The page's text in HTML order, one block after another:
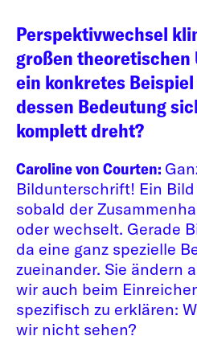
Perspektivwechsel
großen theoretischen
ein konkretes
dessen Bedeutung
komplett dreht?
Caroline von Courten:
Bildunterschrift! Ein
sobald der
oder wechselt. Gerade
da eine ganz spezielle
zueinander. Sie ändern
wir auch beim
spezifisch zu erklären:
wir nicht sehen?